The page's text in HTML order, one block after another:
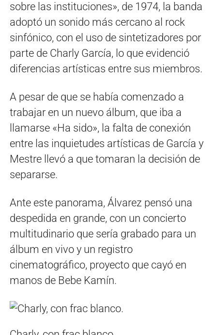
sobre las instituciones», de 1974, la banda
adoptó un sonido más cercano al rock
sinfónico, con el uso de sintetizadores por
parte de Charly García, lo que evidenció
diferencias artísticas entre sus miembros.
A pesar de que se había comenzado a
trabajar en un nuevo álbum, que iba a
llamarse «Ha sido», la falta de conexión
entre las inquietudes artísticas de García y
Mestre llevó a que tomaran la decisión de
separarse.
Ante este panorama, Álvarez pensó una
despedida en grande, con un concierto
multitudinario que sería grabado para un
álbum en vivo y un registro
cinematográfico, proyecto que cayó en
manos de Bebe Kamín.